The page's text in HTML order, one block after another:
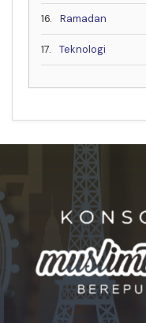
16. Ramadan
17. Teknologi